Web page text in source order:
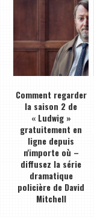
Comment regarder
la saison 2 de
« Ludwig »
gratuitement en
ligne depuis
n'importe où –
diffusez la série
dramatique
policière de David
Mitchell